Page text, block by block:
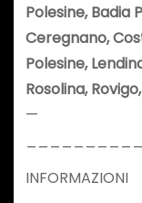
Polesine, Badia
Ceregnano,
Polesine,
Rosolina,
—
INFORMAZIONI